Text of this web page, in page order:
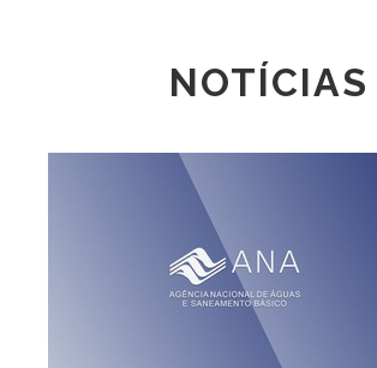
NOTÍCIAS